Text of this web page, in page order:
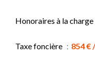
Honoraires à la
Taxe foncière 854 €